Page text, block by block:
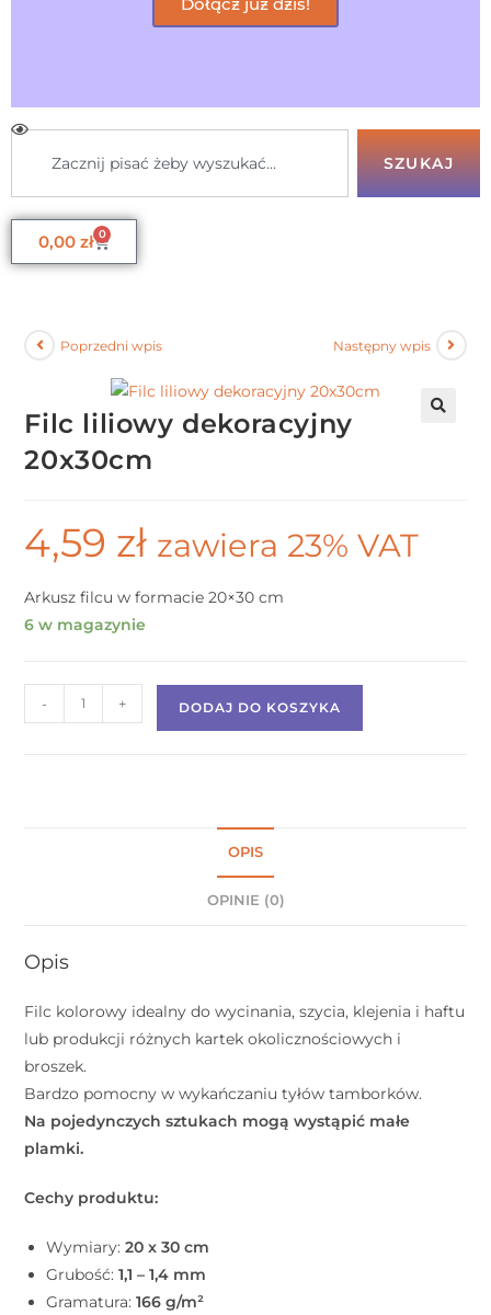
SZUKAJ
0,00 zł 0
Poprzedni wpis Następny wpis
Filc liliowy dekoracyjny
20x30cm
4,59 zł zawiera 23% VAT
Arkusz filcu w formacie 20×30 cm
6 w magazynie
- + DODAJ DO KOSZYKA
OPIS
OPINIE (0)
Opis
Filc kolorowy idealny do wycinania, szycia, klejenia i haftu
lub produkcji różnych kartek okolicznościowych i
broszek.
Bardzo pomocny w wykańczaniu tyłów tamborków.
Na pojedynczych sztukach mogą wystąpić małe
plamki.
Cechy produktu:
Wymiary:20 x 30 cm
Grubość:1,1 – 1,4 mm
Gramatura:166 g/m²